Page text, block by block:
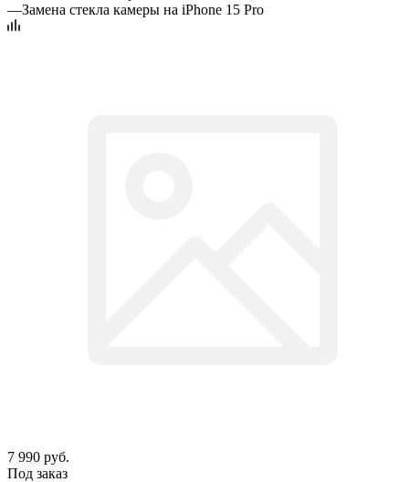
—Замена стекла камеры на iPhone 15 Pro
7 990 руб.
Под заказ